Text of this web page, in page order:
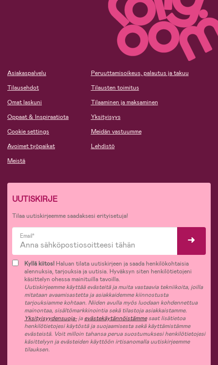
Asiakaspalvelu
Tilausehdot
Omat laskuni
Oppaat & Inspiraatiota
Cookie settings
Avoimet työpaikat
Meistä
Peruuttamisoikeus, palautus ja takuu
Tilausten toimitus
Tilaaminen ja maksaminen
Yksityisyys
Meidän vastuumme
Lehdistö
UUTISKIRJE
Tilaa uutiskirjeemme saadaksesi erityisetuja!
Email*
Kyllä kiitos! Haluan tilata uutiskirjeen ja saada henkilökohtaisia
alennuksia, tarjouksia ja uutisia. Hyväksyn siten henkilötietojeni
käsittelyn ohessa mainituilla tavoilla.
Uutiskirjeemme käyttää evästeitä ja muita vastaavia tekniikoita, joilla
mitataan avaamisastetta ja asiakkaidemme kiinnostusta
tarjouksiamme kohtaan. Niiden avulla myös luodaan kohdennettua
mainontaa, sisältömarkkinointia sekä tilastoja asiakkaistamme.
Yksityisyydensuoja-jaevästekäytännöistämmesaat lisätietoa
henkilötietojesi käytöstä ja suojaamisesta sekä käyttämistämme
evästeistä. Voit milloin tahansa perua suostumuksesi henkilötietojesi
käsittelyyn ja evästeiden käyttöön irtisanomalla uutiskirjeemme
tilauksen.